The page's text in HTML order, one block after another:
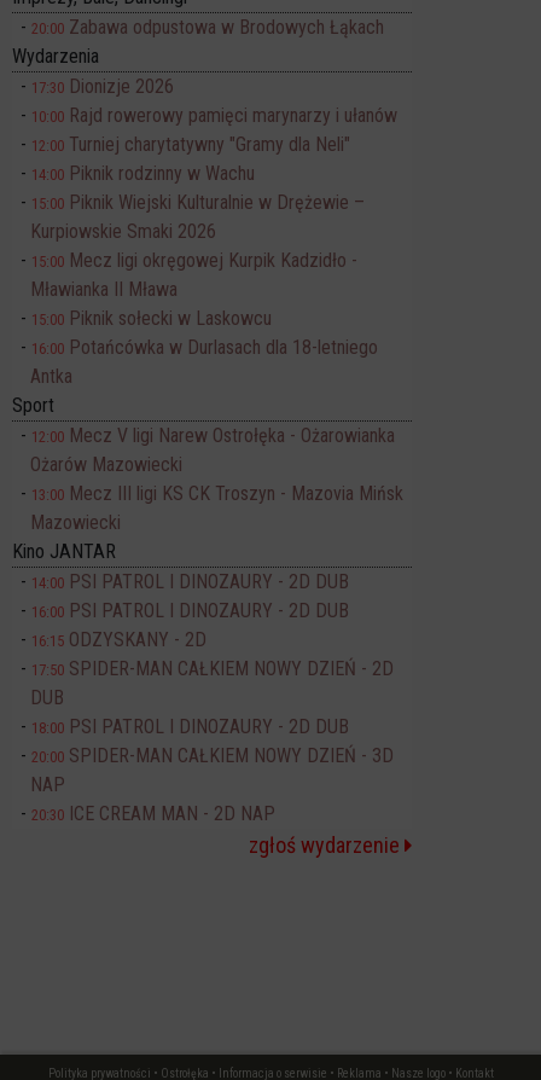
20:00 Zabawa odpustowa w Brodowych Łąkach
Wydarzenia
17:30 Dionizje 2026
10:00 Rajd rowerowy pamięci marynarzy i ułanów
12:00 Turniej charytatywny "Gramy dla Neli"
14:00 Piknik rodzinny w Wachu
15:00 Piknik Wiejski Kulturalnie w Drężewie –
Kurpiowskie Smaki 2026
15:00 Mecz ligi okręgowej Kurpik Kadzidło -
Mławianka II Mława
15:00 Piknik sołecki w Laskowcu
16:00 Potańcówka w Durlasach dla 18-letniego
Antka
Sport
12:00 Mecz V ligi Narew Ostrołęka - Ożarowianka
Ożarów Mazowiecki
13:00 Mecz III ligi KS CK Troszyn - Mazovia Mińsk
Mazowiecki
Kino JANTAR
14:00 PSI PATROL I DINOZAURY - 2D DUB
16:00 PSI PATROL I DINOZAURY - 2D DUB
16:15 ODZYSKANY - 2D
17:50 SPIDER-MAN CAŁKIEM NOWY DZIEŃ - 2D
DUB
18:00 PSI PATROL I DINOZAURY - 2D DUB
20:00 SPIDER-MAN CAŁKIEM NOWY DZIEŃ - 3D
NAP
20:30 ICE CREAM MAN - 2D NAP
zgłoś wydarzenie
Polityka prywatności • Ostrołęka • Informacja o serwisie • Reklama • Nasze logo• Kontakt